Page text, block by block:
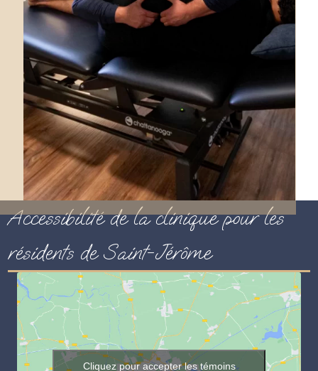
Accessibilité de la clinique pour les
résidents de Saint-Jérôme
Cliquez pour accepter les témoins